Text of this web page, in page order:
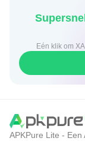
Supersnel en veilig downloaden via
APKPure Lite -